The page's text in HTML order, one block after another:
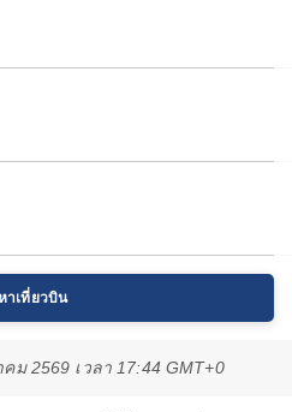
าเที่ยวบิน
ม 2569 เวลา 17:44 GMT+0